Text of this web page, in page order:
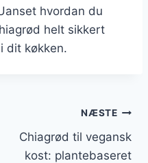
hvordan du
helt sikkert
dit køkken.
NÆSTE
Chiagrød til vegansk
kost: plantebaseret